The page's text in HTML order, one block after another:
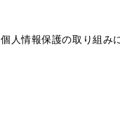
個人情報保護の取り組み